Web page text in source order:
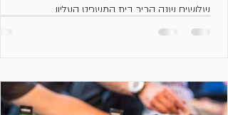
שלושים שנה הכיר בית המשפט העליון...